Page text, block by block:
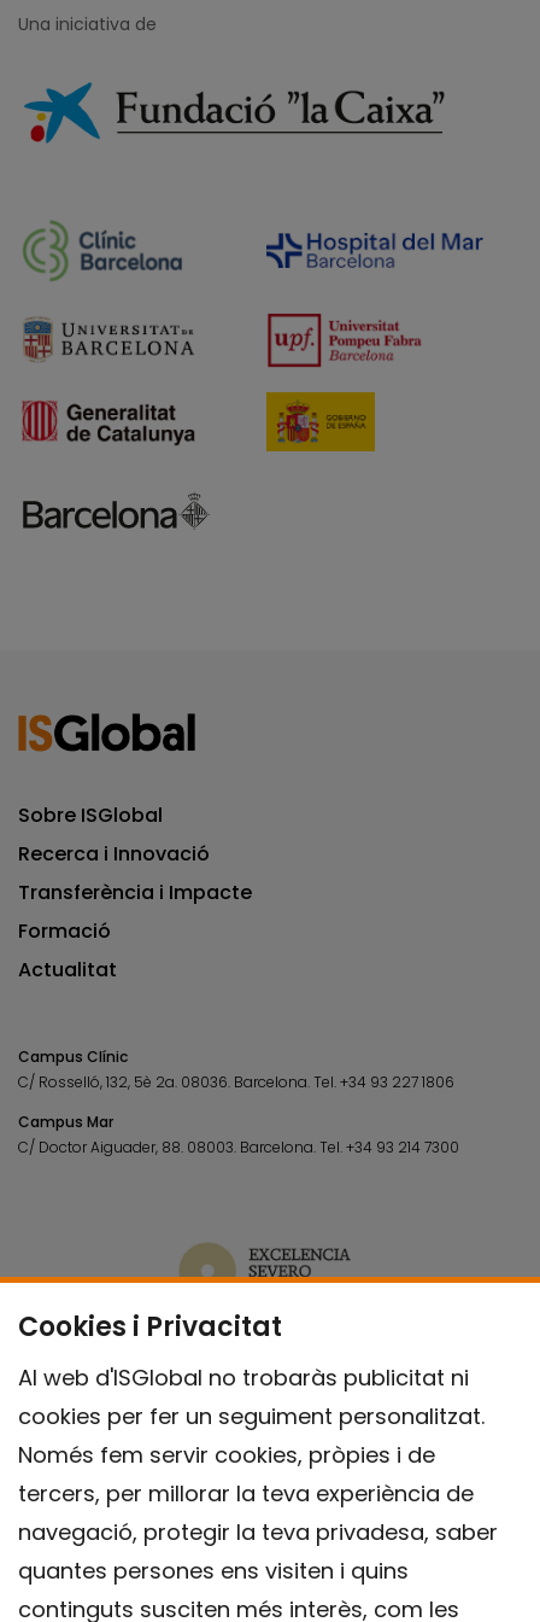
Cookies i Privacitat
Al web d'ISGlobal no trobaràs publicitat ni
cookies per fer un seguiment personalitzat.
Només fem servir cookies, pròpies i de
tercers, per millorar la teva experiència de
navegació, protegir la teva privadesa, saber
quantes persones ens visiten i quins
continguts susciten més interès, com les
Una iniciativa de
Sobre ISGlobal
Recerca i Innovació
Transferència i Impacte
Formació
Actualitat
Campus Clínic
C/ Rosselló, 132, 5è 2a. 08036. Barcelona.Tel.+34 93 227 1806
Campus Mar
C/ Doctor Aiguader, 88. 08003. Barcelona.Tel.+34 93 214 7300